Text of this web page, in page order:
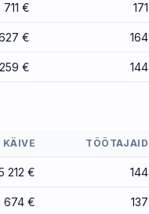
€ 171
€ 164
€ 144
KÄIVE TÖÖTAJAID
212 € 144
674 € 137